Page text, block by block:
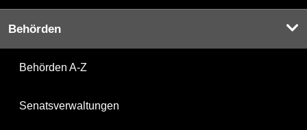
Behörden
Behörden A-Z
Senatsverwaltungen